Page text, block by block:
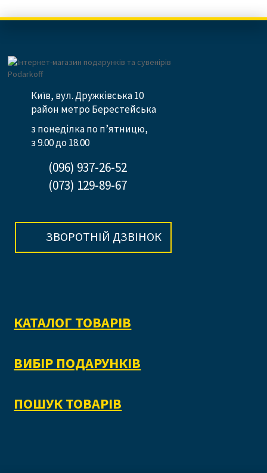
Київ, вул. Дружківська 10
район метро Берестейська
з понеділка по п’ятницю,
з 9.00 до 18.00
(096) 937-26-52
(073) 129-89-67
ЗВОРОТНІЙ ДЗВІНОК
КАТАЛОГ ТОВАРІВ
ВИБІР ПОДАРУНКІВ
ПОШУК ТОВАРІВ